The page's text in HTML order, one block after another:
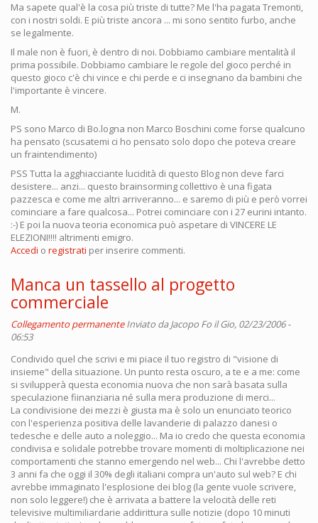
Ma sapete qual'è la cosa più triste di tutte? Me l'ha pagata Tremonti,
con i nostri soldi. E più triste ancora ... mi sono sentito furbo, anche
se legalmente.
Il male non è fuori, è dentro di noi. Dobbiamo cambiare mentalità il
prima possibile. Dobbiamo cambiare le regole del gioco perché in
questo gioco c'è chi vince e chi perde e ci insegnano da bambini che
l'importante è vincere.
M.
PS sono Marco di Bo.logna non Marco Boschini come forse qualcuno
ha pensato (scusatemi ci ho pensato solo dopo che poteva creare
un fraintendimento)
PSS Tutta la agghiacciante lucidità di questo Blog non deve farci
desistere... anzi... questo brainsorming collettivo è una figata
pazzesca e come me altri arriveranno... e saremo di più e però vorrei
cominciare a fare qualcosa... Potrei cominciare con i 27 eurini intanto.
:-) E poi la nuova teoria economica può aspetare di VINCERE LE
ELEZIONI!!!! altrimenti emigro.
Accedi o registrati per inserire commenti.
Manca un tassello al progetto
commerciale
Collegamento permanente Inviato daJacopo Fo il Gio, 02/23/2006 -
06:53
Condivido quel che scrivi e mi piace il tuo registro di "visione di
insieme" della situazione. Un punto resta oscuro, a te e a me: come
si svilupperà questa economia nuova che non sarà basata sulla
speculazione fiinanziaria né sulla mera produzione di merci...
La condivisione dei mezzi è giusta ma è solo un enunciato teorico
con l'esperienza positiva delle lavanderie di palazzo danesi o
tedesche e delle auto a noleggio... Ma io credo che questa economia
condivisa e solidale potrebbe trovare momenti di moltiplicazione nei
comportamenti che stanno emergendo nel web... Chi l'avrebbe detto
3 anni fa che oggi il 30% degli italiani compra un'auto sul web? E chi
avrebbe immaginato l'esplosione dei blog (la gente vuole scrivere,
non solo leggere!) che è arrivata a battere la velocità delle reti
televisive multimiliardarie addirittura sulle notizie (dopo 10 minuti